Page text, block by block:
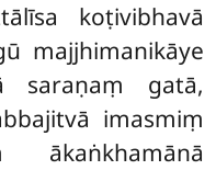
koṭivibhavā
majjhimanikāye
saraṇaṃ gatā,
imasmiṃ
ākaṅkhamānā